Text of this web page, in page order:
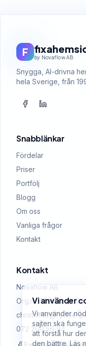
F by Novaflow AB
Snygga, AI-drivna
hela Sverige, från
Snabblänkar
Fördelar
Priser
Portfölj
Blogg
Om oss
Vanliga frågor
Kontakt
Kontakt
Novaflow AB
Org.nr: 559522-0509
072 200 56 94
Vi använder
Vi använder
sajten ska
att förstå hur
den bättre. Läs